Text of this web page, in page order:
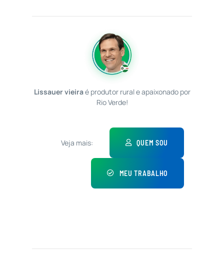
Lissauer vieiraé produtor rural e apaixonado por
Rio Verde!
Veja mais: QUEM SOU
MEU TRABALHO